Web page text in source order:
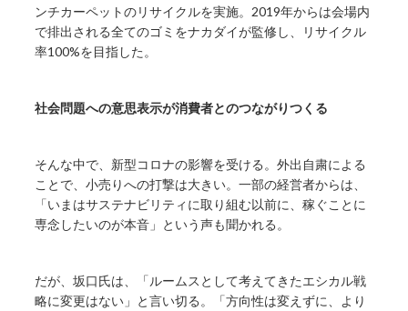
ンチカーペットのリサイクルを実施。2019年からは会場内
で排出される全てのゴミをナカダイが監修し、リサイクル
率100%を目指した。
社会問題への意思表示が消費者とのつながりつくる
そんな中で、新型コロナの影響を受ける。外出自粛による
ことで、小売りへの打撃は大きい。一部の経営者からは、
「いまはサステナビリティに取り組む以前に、稼ぐことに
専念したいのが本音」という声も聞かれる。
だが、坂口氏は、「ルームスとして考えてきたエシカル戦
略に変更はない」と言い切る。「方向性は変えずに、より